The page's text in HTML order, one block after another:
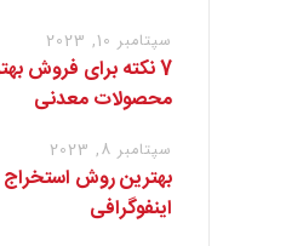
سپتامبر 10, 2023
7 نکته برای فروش
محصولات معدنی
سپتامبر 8, 2023
بهترین روش
اینفوگرافی